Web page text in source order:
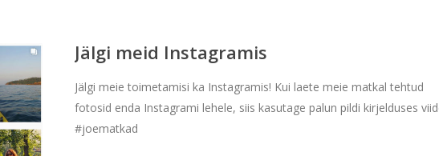
Jälgi meid Instagramis
Jälgi meie toimetamisi ka Instagramis! Kui laete meie matkal tehtud
fotosid enda Instagrami lehele, siis kasutage palun pildi kirjelduses
#joematkad